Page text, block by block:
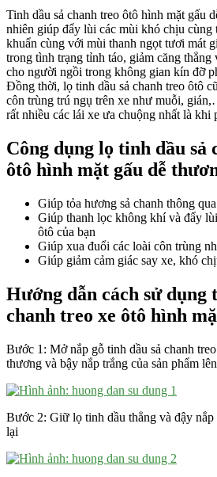
Tinh dầu sả chanh treo ôtô hình mặt gấu
nhiên giúp đẩy lùi các mùi khó chịu cùng
khuẩn cùng với mùi thanh ngọt tươi mát
trong tình trạng tỉnh táo, giảm căng
cho người ngồi trong không gian kín đỡ
Đồng thời, lọ tinh dầu sả chanh treo ôtô
côn trùng trú ngụ trên xe như muỗi,
rất nhiều các lái xe ưa chuộng nhất là khi
Công dụng lọ tinh dầu sả
ôtô hình mặt gấu dễ
Giúp tỏa hương sả chanh thông
Giúp thanh lọc không khí và đẩy
ôtô của bạn
Giúp xua đuổi các loài côn trùng
Giúp giảm cảm giác say xe, khó
Hướng dẫn cách sử dụng
chanh treo xe ôtô hình
Bước 1: Mở nắp gỗ tinh dầu sả chanh
thương và bậy nắp trắng của sản phẩm lên
Bước 2: Giữ lọ tinh dầu thẳng và đậy nắp
lại